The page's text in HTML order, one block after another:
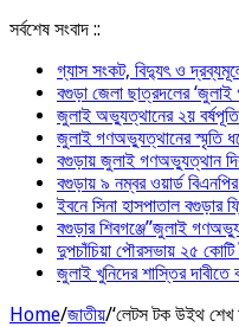
সর্বশেষ সংবাদ ::
গ্যাস সংকট, বিদ্যুৎ ও
বগুড়া জেলা ছাত্রদলের ‘জুলাই
জুলাই অভ্যুত্থানের ২য়
জুলাই গণঅভ্যুত্থানের স্মৃতি
বগুড়ায় জুলাই গণঅভ্যুত্থান
বগুড়ায় ৯ নম্বর ওয়ার্ড
ইবনে সিনা হাসপাতাল বগুড়ার
বগুড়ার শিবগঞ্জে”জুলাই
দুপচাঁচিয়া পৌরসভায় ২৫ কোটি
জুলাই খুনিদের শাস্তির
Home/জাতীয়/‘লেটস টক উইথ শেখ